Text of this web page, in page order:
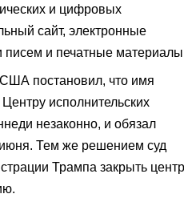
и цифровых
сайт, электронные
писем и печатные
постановил, что имя
исполнительских
незаконно, и обязал
Тем же решением суд
Трампа закрыть центр